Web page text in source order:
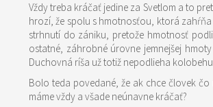
Vždy treba kráčať jedine za Svetlom a to
hrozí, že spolu s hmotnosťou, ktorá
strhnutí do zániku, pretože hmotnosť
ostatné, záhrobné úrovne jemnejšej
Duchovná ríša už totiž nepodlieha
Bolo teda povedané, že ak chce človek
máme vždy a všade neúnavne kráčať?